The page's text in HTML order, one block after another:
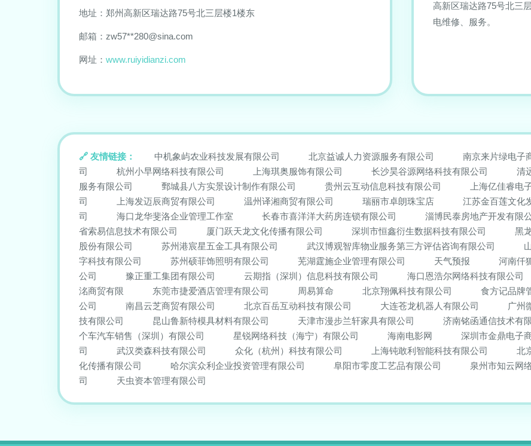
地址：郑州高新区瑞达路75号北三层楼1楼东
邮箱：zw57**280@sina.com
网址： www.ruiyidianzi.com
高新区瑞达路75号北三
电维修、服务。
友情链接： 中机象屿农业科技发展有限公司 北京益诚人力资源服务有限公司 南京来片绿电子
司
杭州小早网络科技有限公司 上海琪奥服饰有限公司 长沙昊谷源网络科技有限公司 清
服务有限公司
鄄城县八方实景设计制作有限公司 贵州云互动信息科技有限公司 上海亿佳睿电
司
上海发迈辰商贸有限公司 温州译湘商贸有限公司 瑞丽市卓朗珠宝店 江苏金百莲文化
司
海口龙华斐洛企业管理工作室 长春市喜洋洋大药房连锁有限公司 淄博民泰房地产开发有限
省索易信息技术有限公司
厦门跃天龙文化传播有限公司 深圳市恒鑫衍生数据科技有限公司 黑
股份有限公司
苏州港宸星五金工具有限公司 武汉博观智库物业服务第三方评估咨询有限公司
字科技有限公司
苏州硕菲饰照明有限公司 芜湖霆施企业管理有限公司 天气预报 河南仟
公司
豫正重工集团有限公司 云期指（深圳）信息科技有限公司 海口恩浩尔网络科技有限公司
洺商贸有限
东莞市捷爱酒店管理有限公司 周易算命 北京翔佩科技有限公司 食方记品牌
公司
南昌云芝商贸有限公司 北京百岳互动科技有限公司 大连苍龙机器人有限公司 广州
技有限公司
昆山鲁新特模具材料有限公司 天津市漫步兰轩家具有限公司 济南铭函通信技术有
个车汽车销售（深圳）有限公司
星锐网络科技（海宁）有限公司 海南电影网 深圳市金鼎电子
司
武汉类森科技有限公司 众化（杭州）科技有限公司 上海钝敢利智能科技有限公司 北
化传播有限公司
哈尔滨众利企业投资管理有限公司 阜阳市零度工艺品有限公司 泉州市知云网
司
天虫资本管理有限公司